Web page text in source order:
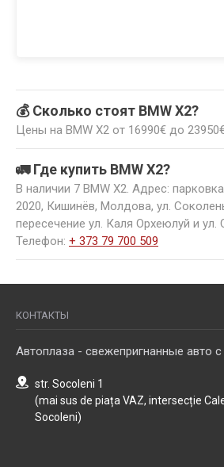
💰 Сколько стоят BMW X2?
Цены на BMW X2 от 16990€ до
🚛 Где купить BMW X2?
В наличии 7 BMW X2. Адрес:
2020, Кишинёв, Молдова, ул.
пересечение ул. Каля Орхеюлуй и ул.
Телефон: + 373 79 700 509
КОНТАКТЫ
Автоплаза - свежепригнанные авто с
str. Socoleni 1
(mai sus de piața VAZ, intersecție
Socoleni)